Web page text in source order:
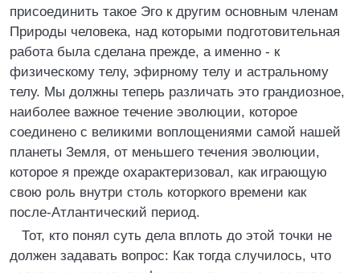
присоединить такое Эго к другим основным членам
Природы человека, над которыми подготовительная
работа была сделана прежде, а именно - к
физическому телу, эфирному телу и астральному
телу. Мы должны теперь различать это грандиозное,
наиболее важное течение эволюции, которое
соединено с великими воплощениями самой нашей
планеты Земля, от меньшего течения эволюции,
которое я прежде охарактеризовал, как играющую
свою роль внутри столь которкого времени как
после-Атлантический период.
Тот, кто понял суть дела вплоть до этой точки не
должен задавать вопрос: Как тогда случилось, что